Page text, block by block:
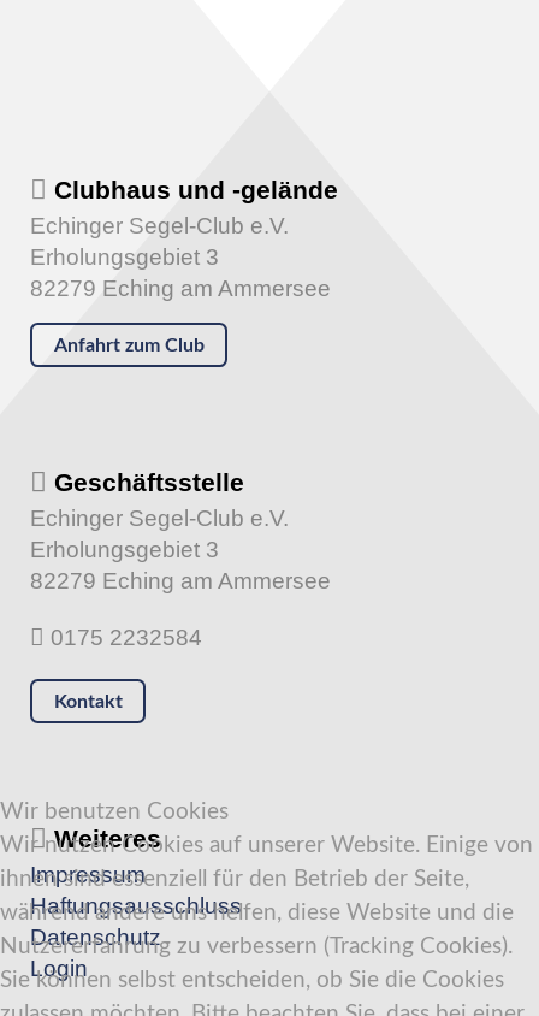
Clubhaus und -gelände
Echinger Segel-Club e.V.
Erholungsgebiet 3
82279 Eching am Ammersee
Anfahrt zum Club
Geschäftsstelle
Echinger Segel-Club e.V.
Erholungsgebiet 3
82279 Eching am Ammersee
0175 2232584
Kontakt
Weiteres
Impressum
Haftungsausschluss
Datenschutz
Login
Wir benutzen Cookies
Wir nutzen Cookies auf unserer Website. Einige von
ihnen sind essenziell für den Betrieb der Seite,
während andere uns helfen, diese Website und die
Nutzererfahrung zu verbessern (Tracking Cookies).
Sie können selbst entscheiden, ob Sie die Cookies